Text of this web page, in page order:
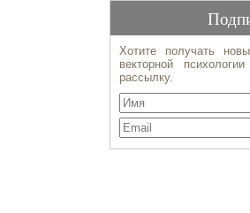
Хотите получать
векторной
рассылку.